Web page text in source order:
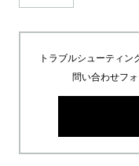
トラブルシューティ
問い合わせフ